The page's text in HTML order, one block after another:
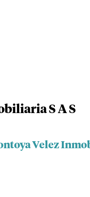
S A S
Velez